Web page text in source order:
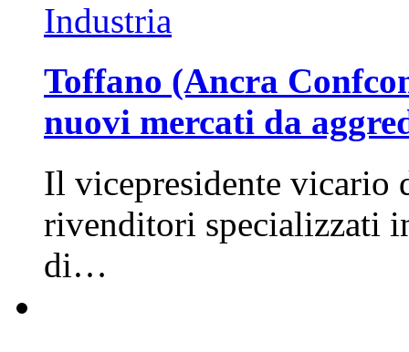
Industria
Toffano (Ancra
nuovi mercati da
Il vicepresidente vicario
rivenditori specializzati
di…